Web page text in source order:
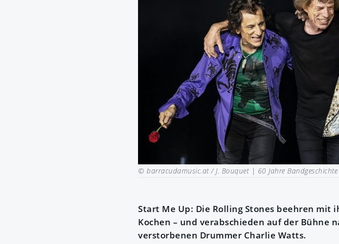
© barracudamusic.at / J. Bouquet | 60 Jahre
Start Me Up: Die Rolling Stones beehren mit
Kochen – und verabschieden auf der Bühne
verstorbenen Drummer Charlie Watts.